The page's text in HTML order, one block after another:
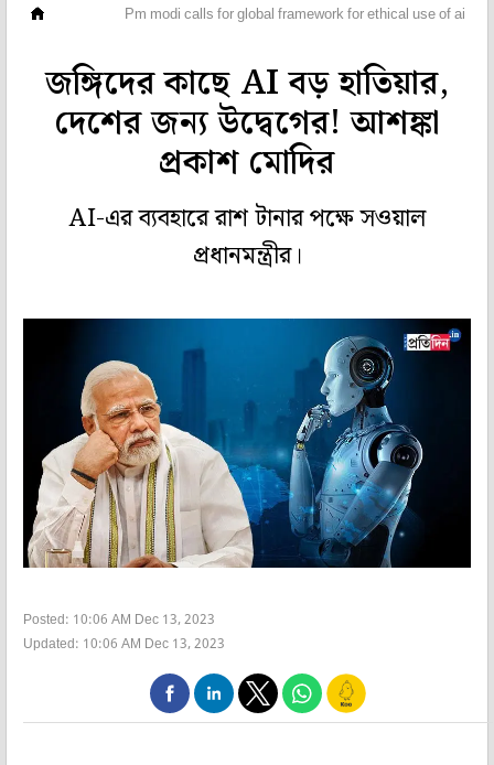
Pm modi calls for global framework for ethical use of ai
জঙ্গিদের কাছে AI বড় হাতিয়ার,
দেশের জন্য উদ্বেগের! আশঙ্কা
প্রকাশ মোদির
AI-এর ব্যবহারে রাশ টানার পক্ষে সওয়াল
প্রধানমন্ত্রীর।
Posted: 10:06 AM Dec 13, 2023
Updated: 10:06 AM Dec 13, 2023